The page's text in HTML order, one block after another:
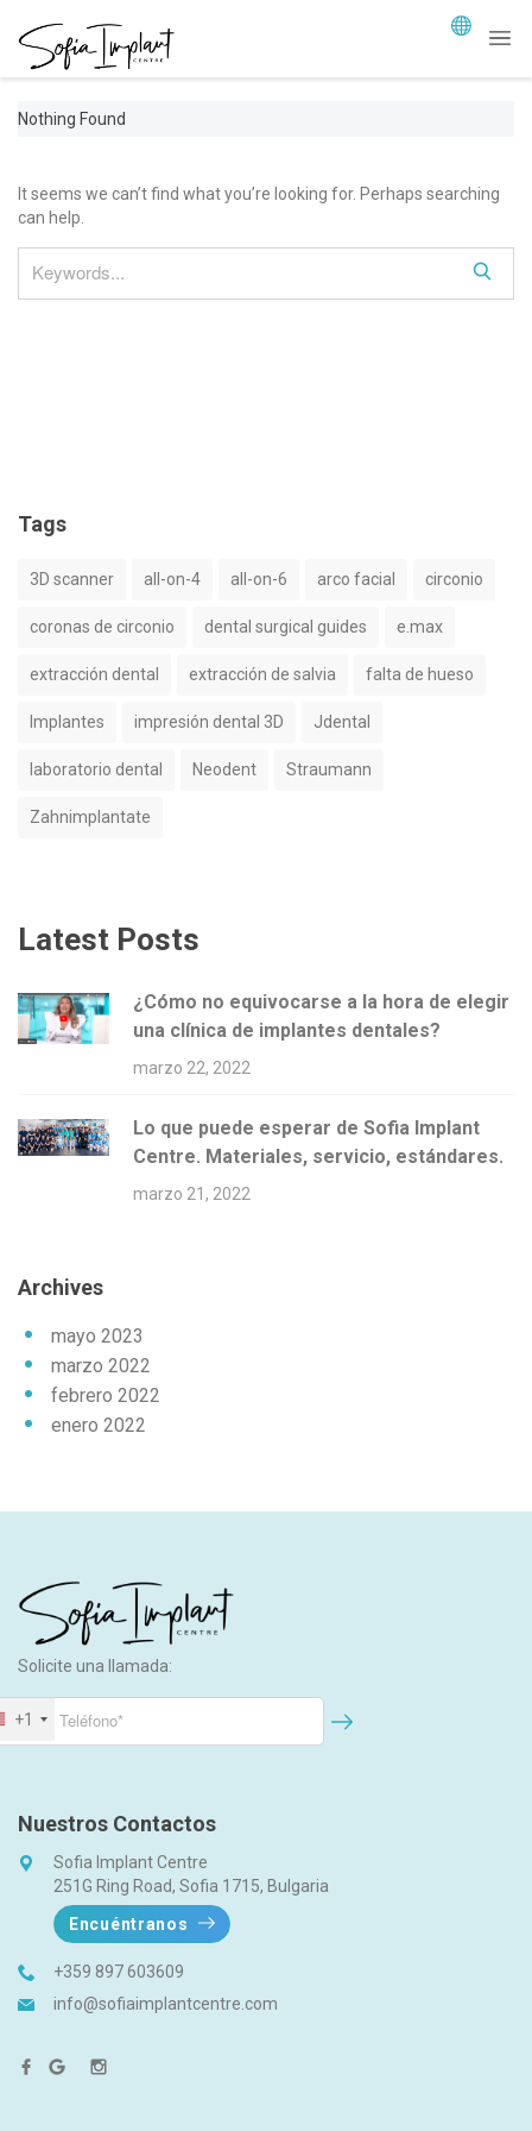
Nothing Found
It seems we can’t find what you’re looking for. Perhaps searching
can help.
e
Tags
3D scanner all-on-4 all-on-6 arco facial circonio
coronas de circonio dental surgical guides e.max
extracción dental extracción de salvia falta de hueso
Implantes impresión dental 3D Jdental
laboratorio dental Neodent Straumann
Zahnimplantate
Latest Posts
¿Cómo no equivocarse a la hora de elegir
una clínica de implantes dentales?
marzo 22, 2022
Lo que puede esperar de Sofia Implant
Centre. Materiales, servicio, estándares.
marzo 21, 2022
Archives
mayo 2023
marzo 2022
febrero 2022
enero 2022
Solicite una llamada:
+1
Nuestros Contactos
Sofia Implant Centre
251G Ring Road, Sofia 1715, Bulgaria
Encuéntranos
+359 897 603609
info@sofiaimplantcentre.com